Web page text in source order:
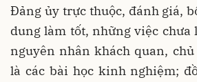
Đảng ủy trực thuộc, đánh giá,
dung làm tốt, những việc chưa
nguyên nhân khách quan,
là các bài học kinh nghiệm;